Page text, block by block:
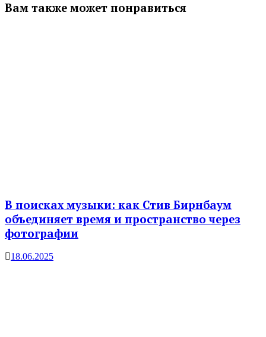
Вам также может понравиться
В поисках музыки: как Стив Бирнбаум
объединяет время и пространство через
фотографии
18.06.2025